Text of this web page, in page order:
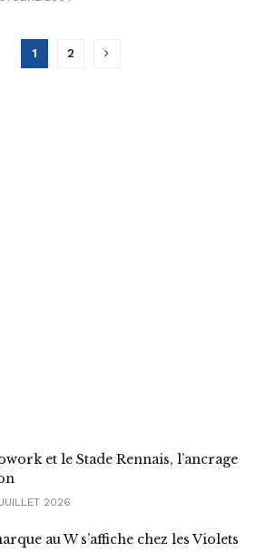
1 2
et le Stade Rennais, l’ancrage
2026
au W s’affiche chez les Violets